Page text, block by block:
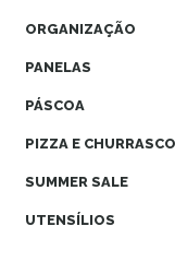
ORGANIZAÇÃO
PANELAS
PÁSCOA
PIZZA E CHURRASCO
SUMMER SALE
UTENSÍLIOS